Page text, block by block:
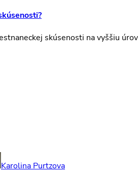
skúsenosti na vyššiu
Karolina Purtzova